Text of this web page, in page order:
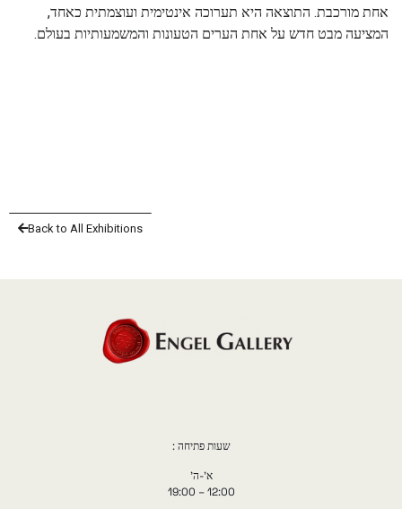
אחת מורכבת. התוצאה היא תערוכה אינטימית ועוצמתית כאחד,
המציעה מבט חדש על אחת הערים הטעונות והמשמעותיות בעולם.
Back to All Exhibitions
שעות פתיחה :
א'-ה'
12:00 – 19:00